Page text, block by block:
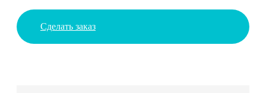
Сделать заказ